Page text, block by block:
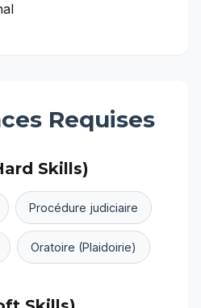
Requises
Skills)
Procédure judiciaire
Oratoire (Plaidoirie)